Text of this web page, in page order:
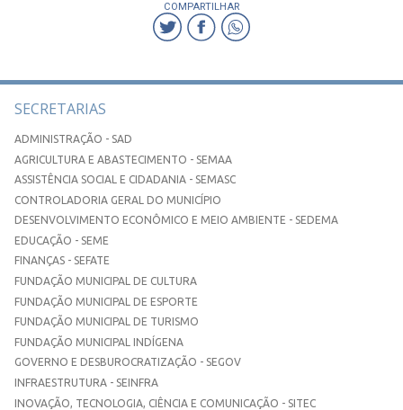
COMPARTILHAR
SECRETARIAS
ADMINISTRAÇÃO - SAD
AGRICULTURA E ABASTECIMENTO - SEMAA
ASSISTÊNCIA SOCIAL E CIDADANIA - SEMASC
CONTROLADORIA GERAL DO MUNICÍPIO
DESENVOLVIMENTO ECONÔMICO E MEIO AMBIENTE - SEDEMA
EDUCAÇÃO - SEME
FINANÇAS - SEFATE
FUNDAÇÃO MUNICIPAL DE CULTURA
FUNDAÇÃO MUNICIPAL DE ESPORTE
FUNDAÇÃO MUNICIPAL DE TURISMO
FUNDAÇÃO MUNICIPAL INDÍGENA
GOVERNO E DESBUROCRATIZAÇÃO - SEGOV
INFRAESTRUTURA - SEINFRA
INOVAÇÃO, TECNOLOGIA, CIÊNCIA E COMUNICAÇÃO - SITEC